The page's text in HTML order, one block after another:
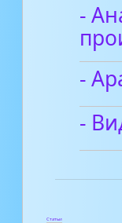
-
-
-
Статьи